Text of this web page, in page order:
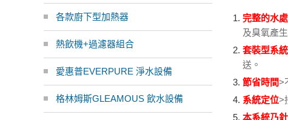
完整的水
及臭氧產
套裝型系統
送。
節省時間>
系統定位>
本系統乃
各款廚下型加熱器
熱飲機+過濾器組合
愛惠普EVERPURE 淨水設備
格林姆斯GLEAMOUS 飲水設備